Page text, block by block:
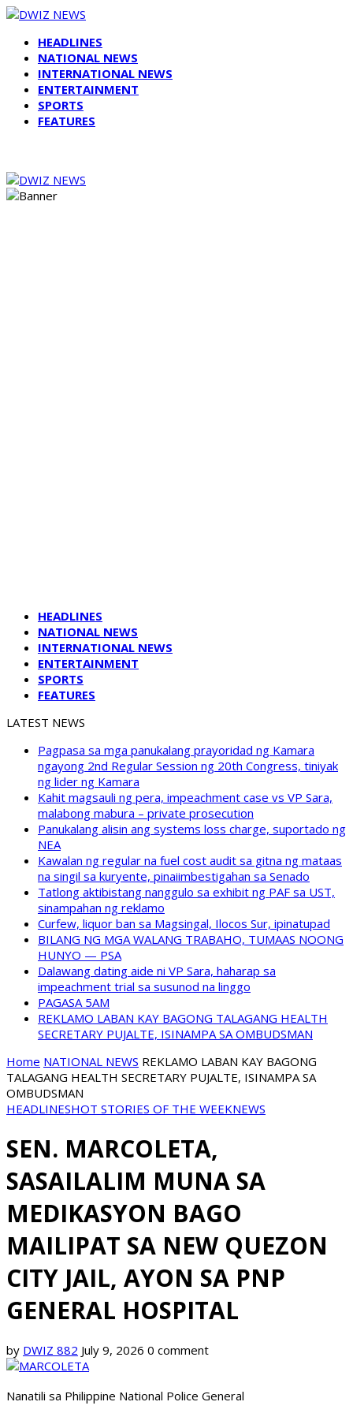
HEADLINES
NATIONAL NEWS
INTERNATIONAL NEWS
ENTERTAINMENT
SPORTS
FEATURES
HEADLINES
NATIONAL NEWS
INTERNATIONAL NEWS
ENTERTAINMENT
SPORTS
FEATURES
LATEST NEWS
Pagpasa sa mga panukalang prayoridad ng Kamara
ngayong 2nd Regular Session ng 20th Congress, tiniyak
ng lider ng Kamara
Kahit magsauli ng pera, impeachment case vs VP Sara,
malabong mabura – private prosecution
Panukalang alisin ang systems loss charge, suportado ng
NEA
Kawalan ng regular na fuel cost audit sa gitna ng mataas
na singil sa kuryente, pinaiimbestigahan sa Senado
Tatlong aktibistang nanggulo sa exhibit ng PAF sa UST,
sinampahan ng reklamo
Curfew, liquor ban sa Magsingal, Ilocos Sur, ipinatupad
BILANG NG MGA WALANG TRABAHO, TUMAAS NOONG
HUNYO — PSA
Dalawang dating aide ni VP Sara, haharap sa
impeachment trial sa susunod na linggo
PAGASA 5AM
REKLAMO LABAN KAY BAGONG TALAGANG HEALTH
SECRETARY PUJALTE, ISINAMPA SA OMBUDSMAN
Home NATIONAL NEWS REKLAMO LABAN KAY BAGONG
TALAGANG HEALTH SECRETARY PUJALTE, ISINAMPA SA
OMBUDSMAN
HEADLINESHOT STORIES OF THE WEEKNEWS
SEN. MARCOLETA,
SASAILALIM MUNA SA
MEDIKASYON BAGO
MAILIPAT SA NEW QUEZON
CITY JAIL, AYON SA PNP
GENERAL HOSPITAL
by DWIZ 882 July 9, 2026 0 comment
Nanatili sa Philippine National Police General